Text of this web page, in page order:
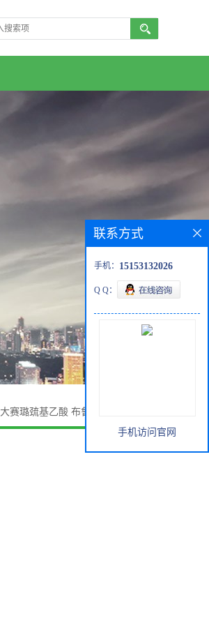
大赛璐巯基乙酸 布鲁诺博克巯基乙酸
联系方式
手机： 15153132026
Q Q：
手机访问官网